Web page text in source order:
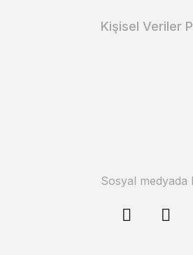
Kişisel Veriler
Sosyal medyada